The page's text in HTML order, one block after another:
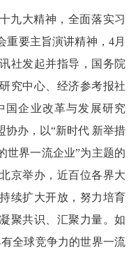
九大精神，全面落实习
重要主旨演讲精神，4月
社发起并指导，国务院
究中心、经济参考报社
国企业改革与发展研究
协办，以“新时代 新举措
界一流企业”为主题的
京举办，近百位各界大
续扩大开放，努力培育
聚共识、汇聚力量。如
全球竞争力的世界一流